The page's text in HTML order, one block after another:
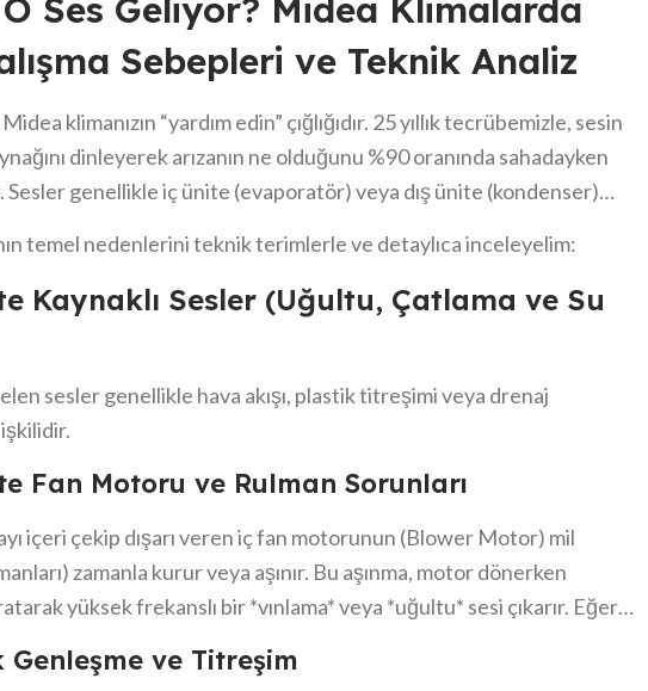
milimetrik bir hassasiyetle tespit etmemizden kaynaklanıyor.
Ses Geliyor? Midea Klimalarda
Sebepleri ve Teknik Analiz
klimanızın “yardım edin” çığlığıdır. 25 yıllık tecrübemizle, sesin
dinleyerek arızanın ne olduğunu %90 oranında sahadayken
Sesler genellikle iç ünite (evaporatör) veya dış ünite (kondenser)
temel nedenlerini teknik terimlerle ve detaylıca inceleyelim:
Kaynaklı Sesler (Uğultu, Çatlama ve Su
sesler genellikle hava akışı, plastik titreşimi veya drenaj
Fan Motoru ve Rulman Sorunları
içeri çekip dışarı veren iç fan motorunun (Blower Motor) mil
zamanla kurur veya aşınır. Bu aşınma, motor dönerken
yüksek frekanslı bir *vınlama* veya *uğultu* sesi çıkarır. Eğer
ve bu da titreşimi artırır.
Genleşme ve Titreşim